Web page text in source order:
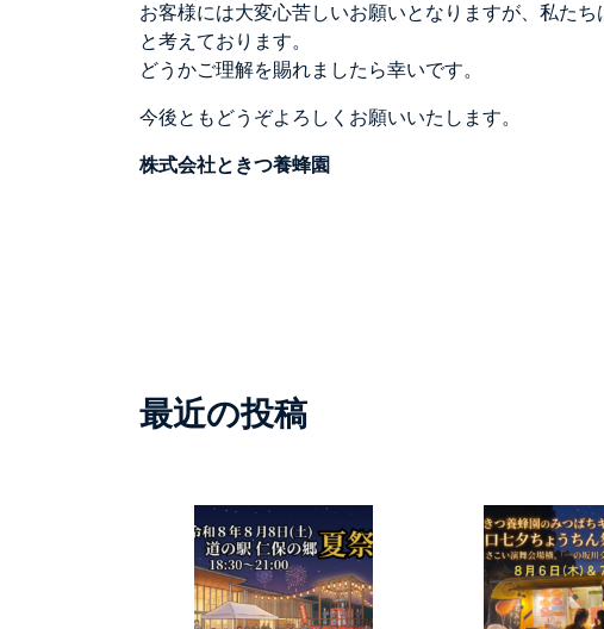
お客様には大変心苦しいお願いとなりますが、私た
と考えております。
どうかご理解を賜れましたら幸いです。
今後ともどうぞよろしくお願いいたします。
株式会社ときつ養蜂園
最近の投稿